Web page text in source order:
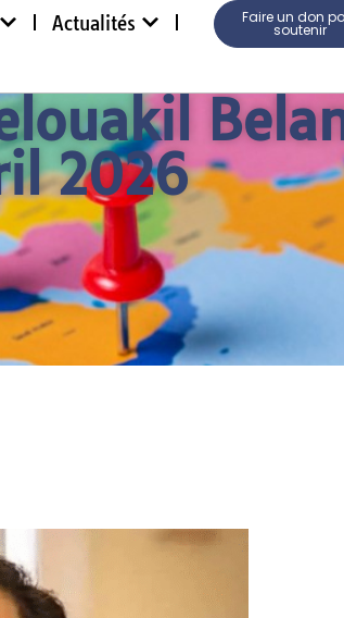
Actualités
Faire un don
soutenir
2026